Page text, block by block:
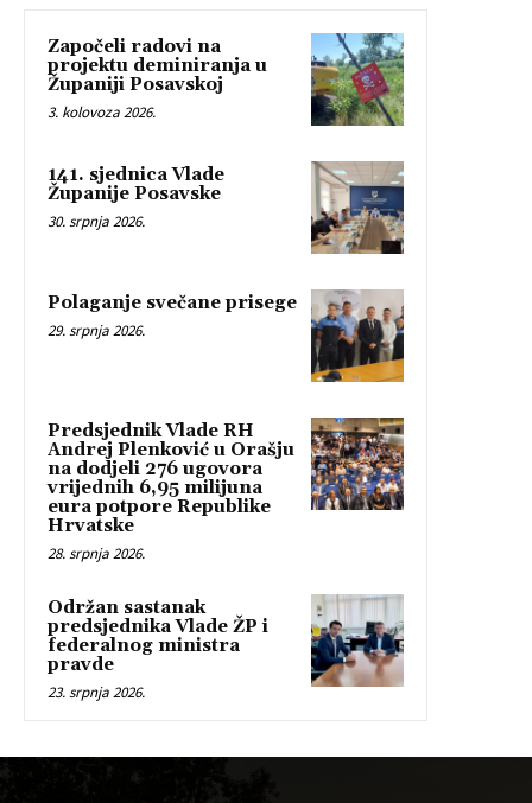
Započeli radovi na
projektu deminiranja u
Županiji Posavskoj
3. kolovoza 2026.
141. sjednica Vlade
Županije Posavske
30. srpnja 2026.
Polaganje svečane prisege
29. srpnja 2026.
Predsjednik Vlade RH
Andrej Plenković u Orašju
na dodjeli 276 ugovora
vrijednih 6,95 milijuna
eura potpore Republike
Hrvatske
28. srpnja 2026.
Održan sastanak
predsjednika Vlade ŽP i
federalnog ministra
pravde
23. srpnja 2026.